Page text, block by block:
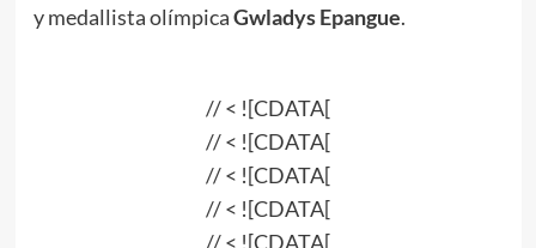
y medallista olímpicaGwladys Epangue.
// < ![CDATA[
// < ![CDATA[
// < ![CDATA[
// < ![CDATA[
// < ![CDATA[